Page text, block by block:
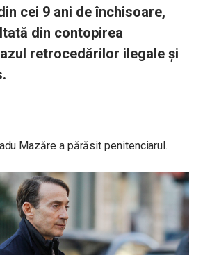
cei 9 ani de închisoare,
din contopirea
retrocedărilor ilegale și
Mazăre a părăsit penitenciarul.